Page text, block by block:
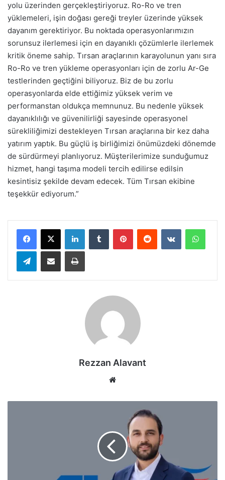
yolu üzerinden gerçekleştiriyoruz. Ro-Ro ve tren
yüklemeleri, işin doğası gereği treyler üzerinde yüksek
dayanım gerektiriyor. Bu noktada operasyonlarımızın
sorunsuz ilerlemesi için en dayanıklı çözümlerle ilerlemek
kritik öneme sahip. Tırsan araçlarının karayolunun yanı sıra
Ro-Ro ve tren yükleme operasyonları için de zorlu Ar-Ge
testlerinden geçtiğini biliyoruz. Biz de bu zorlu
operasyonlarda elde ettiğimiz yüksek verim ve
performanstan oldukça memnunuz. Bu nedenle yüksek
dayanıklılığı ve güvenilirliği sayesinde operasyonel
sürekliliğimizi destekleyen Tırsan araçlarına bir kez daha
yatırım yaptık. Bu güçlü iş birliğimizi önümüzdeki dönemde
de sürdürmeyi planlıyoruz. Müşterilerimize sunduğumuz
hizmet, hangi taşıma modeli tercih edilirse edilsin
kesintisiz şekilde devam edecek. Tüm Tırsan ekibine
teşekkür ediyorum.”
LinkedInTumblr PinterestReddit VKontakte
TelegramE-Posta ile paylaş Yazdır
Rezzan Alavant